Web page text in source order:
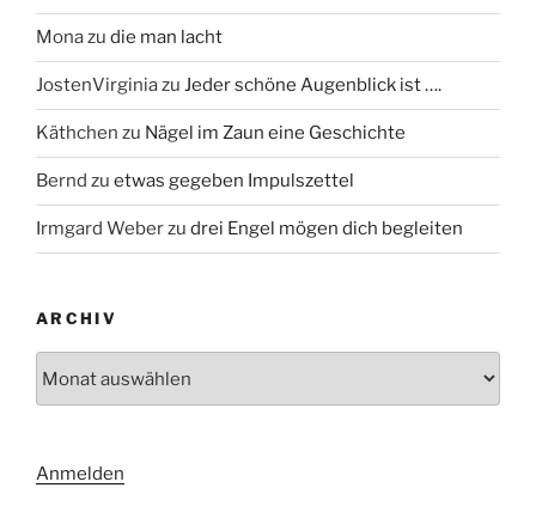
Monazu die man lacht
JostenVirginiazu Jeder schöne Augenblick ist ….
Käthchen zu Nägel im Zaun eine Geschichte
Bernd zu etwas gegeben Impulszettel
Irmgard Weberzu drei Engel mögen dich begleiten
ARCHIV
Anmelden